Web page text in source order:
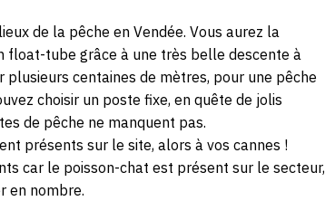
de la pêche en Vendée. Vous aurez la
float-tube grâce à une très belle descente à
centaines de mètres, pour une pêche
choisir un poste fixe, en quête de jolis
de pêche ne manquent pas.
présents sur le site, alors à vos cannes !
car le poisson-chat est présent sur le secteur,
en nombre.